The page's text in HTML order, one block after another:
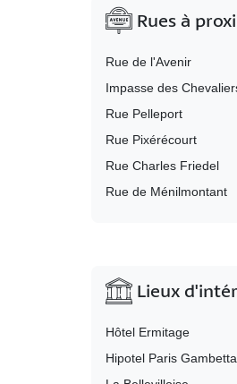
Rues à
Rue de l'Avenir
Impasse des
Rue Pelleport
Rue Pixérécourt
Rue Charles Friedel
Rue de Ménilmontant
Lieux
Hôtel Ermitage
Hipotel Paris